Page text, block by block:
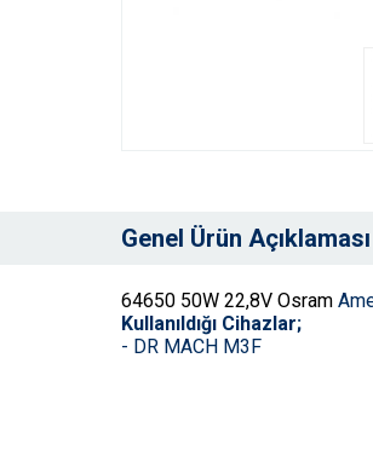
Genel Ürün
64650 50W 22,8V Osram
Kullanıldığı Cihazlar;
- DR MACH M3F